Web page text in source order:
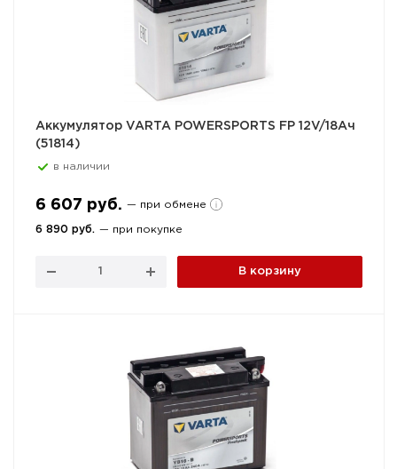
Аккумулятор VARTA POWERSPORTS FP 12V/18Ач
(51814)
в наличии
6 607 руб. — при обмене
6 890 руб. — при покупке
В корзину